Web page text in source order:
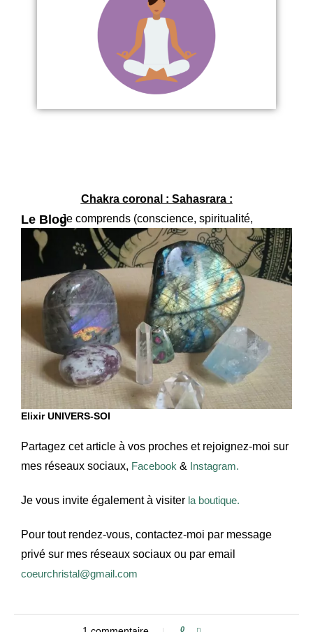
Chakra coronal : Sahasrara :
Je comprends (conscience, spiritualité,
connaissance, accomplissement)
Le Blog
Elixir UNIVERS-SOI
Partagez cet article à vos proches et rejoignez-moi sur
mes réseaux sociaux, Facebook & Instagram.
Je vous invite également à visiter la boutique.
Pour tout rendez-vous, contactez-moi par message
privé sur mes réseaux sociaux ou par email
coeurchristal@gmail.com
0